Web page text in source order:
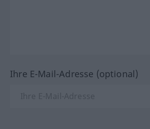
Ihre E-Mail-Adresse (optional)